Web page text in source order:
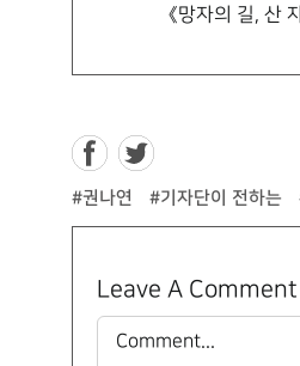
《망자의 길, 산
#권나연 #기자단이 전하는
Leave A Comment
Comment